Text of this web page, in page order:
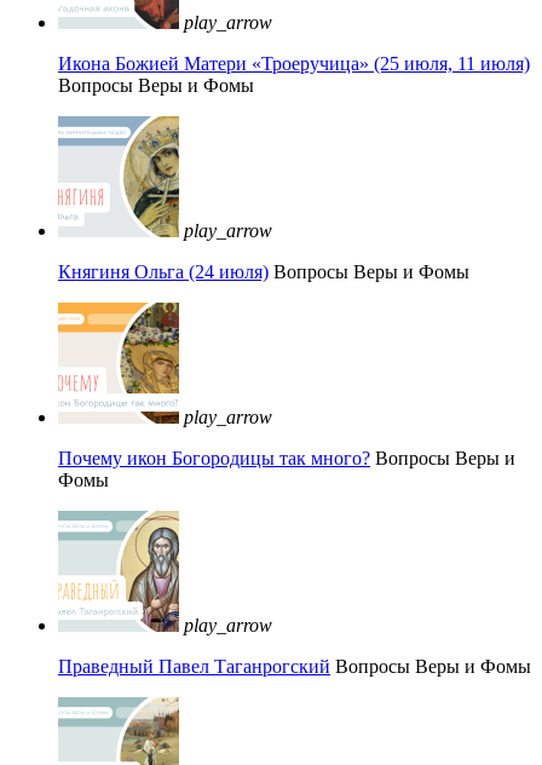
play_arrow
Икона Божией Матери «Троеручица» (25 июля, 11 июля)
Вопросы Веры и Фомы
play_arrow
Княгиня Ольга (24 июля) Вопросы Веры и Фомы
play_arrow
Почему икон Богородицы так много? Вопросы Веры и
Фомы
play_arrow
Праведный Павел Таганрогский Вопросы Веры и Фомы